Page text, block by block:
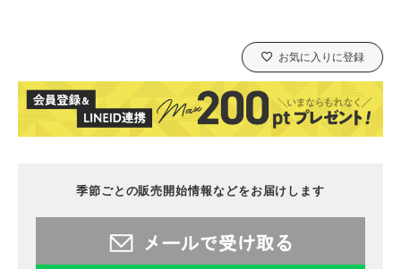
お気に入りに登録
季節ごとの販売開始情報などをお届けします